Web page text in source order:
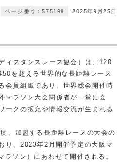
2025年9月25日
ページ番号：575199
スタンスレース協会）は、120
を超える世界的な長距離レース
会員組織であり、世界総会開催時
マラソン大会関係者が一堂に会
ークの拡充や情報交流が生まれる
、加盟する長距離レースの大会の
り、2023年2月開催予定の大阪マ
ソン）にあわせて開催される。